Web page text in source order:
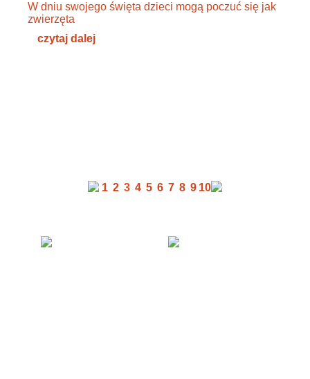
W dniu swojego święta dzieci mogą poczuć się jak
zwierzęta
czytaj dalej
1 2 3 4 5 6 7 8 9 10